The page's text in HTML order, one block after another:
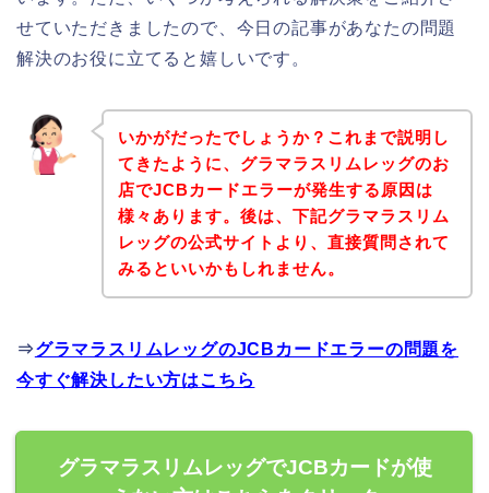
せていただきましたので、今日の記事があなたの問題
解決のお役に立てると嬉しいです。
いかがだったでしょうか？これまで説明し
てきたように、グラマラスリムレッグのお
店でJCBカードエラーが発生する原因は
様々あります。後は、下記グラマラスリム
レッグの公式サイトより、直接質問されて
みるといいかもしれません。
⇒グラマラスリムレッグのJCBカードエラーの問題を
今すぐ解決したい方はこちら
グラマラスリムレッグでJCBカードが使